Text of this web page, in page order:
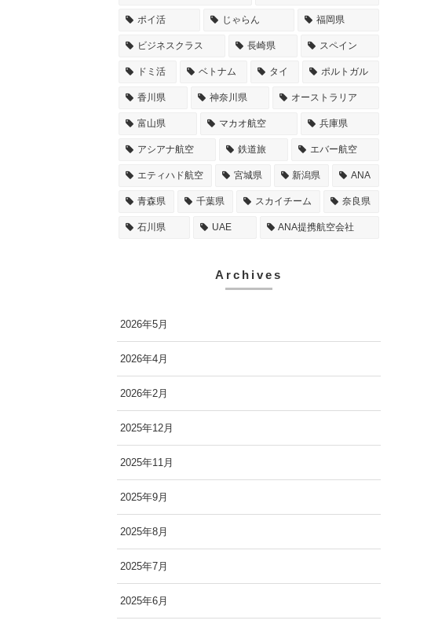
ポイ活 じゃらん 福岡県
ビジネスクラス 長崎県 スペイン
ドミ活 ベトナム タイ ポルトガル
香川県 神奈川県 オーストラリア
富山県 マカオ航空 兵庫県
アシアナ航空 鉄道旅 エバー航空
エティハド航空 宮城県 新潟県 ANA
青森県 千葉県 スカイチーム 奈良県
石川県 UAE ANA提携航空会社
Archives
2026年5月
2026年4月
2026年2月
2025年12月
2025年11月
2025年9月
2025年8月
2025年7月
2025年6月